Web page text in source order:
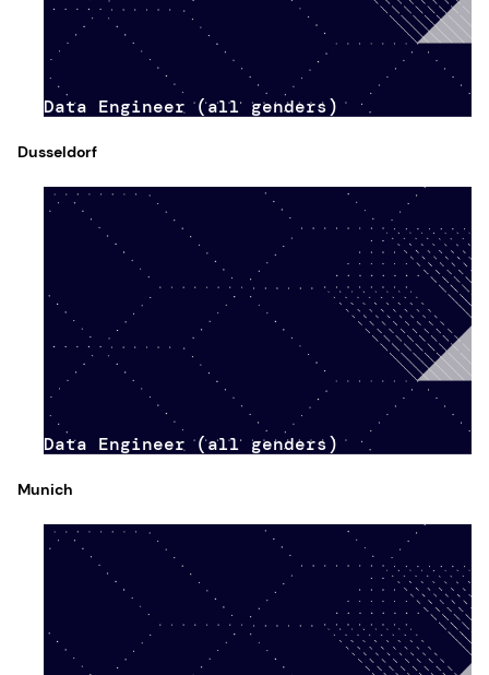
Data Engineer (all genders)
Dusseldorf
Data Engineer (all genders)
Munich